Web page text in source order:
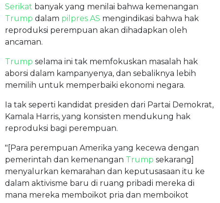
Serikat banyak yang menilai bahwa kemenangan
Trump dalam pilpres AS mengindikasi bahwa hak
reproduksi perempuan akan dihadapkan oleh
ancaman.
Trump selama ini tak memfokuskan masalah hak
aborsi dalam kampanyenya, dan sebaliknya lebih
memilih untuk memperbaiki ekonomi negara.
Ia tak seperti kandidat presiden dari Partai Demokrat,
Kamala Harris, yang konsisten mendukung hak
reproduksi bagi perempuan.
"[Para perempuan Amerika yang kecewa dengan
pemerintah dan kemenangan Trump sekarang]
menyalurkan kemarahan dan keputusasaan itu ke
dalam aktivisme baru di ruang pribadi mereka di
mana mereka memboikot pria dan memboikot